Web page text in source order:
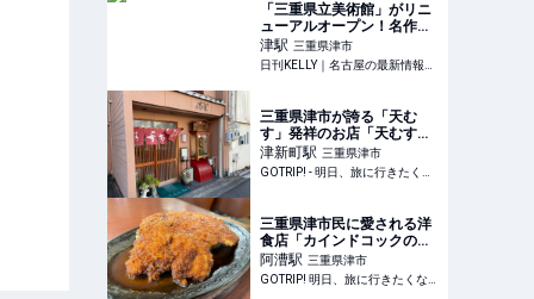
「三重県立美術館」がリニ
ューアルオープン！名作ア
ートと地元食材ランチ＆ス
イーツを堪能♪【三重・津
市】 | 日刊KELLY｜名古屋
津駅 三重県津市
日刊KELLY｜名古屋の最新情報を毎日配信！
三重県津市が誇る「天む
す」発祥のお店「天むすの
千寿」とは？ - GOTRIP!
津新町駅 三重県津市
GOTRIP! - 明日、旅に行きたくなるメディア
三重県津市民に愛される洋
食店「カインドコックの
家 カトレア」でいただ
く、絶品の味噌カツとは？
阿漕駅 三重県津市
GOTRIP! 明日、旅に行きたくなるメディア